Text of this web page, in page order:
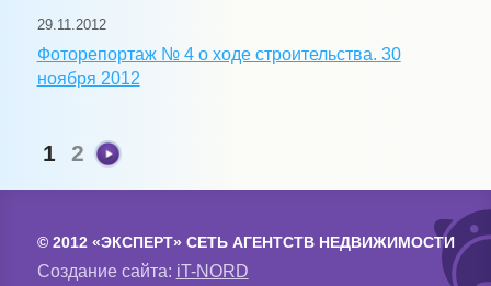
29.11.2012
Фоторепортаж № 4 о ходе строительства. 30
ноября 2012
1 2
© 2012 «ЭКСПЕРТ» СЕТЬ АГЕНТСТВ НЕДВИЖИМОСТИ
Создание сайта: iT-NORD